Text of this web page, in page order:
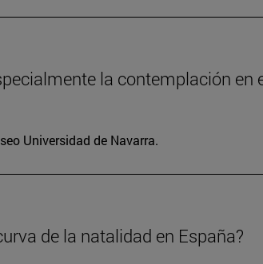
la contemplación en
Universidad de Navarra.
de la natalidad en España?